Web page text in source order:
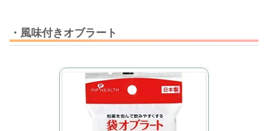
・風味付きオブラート